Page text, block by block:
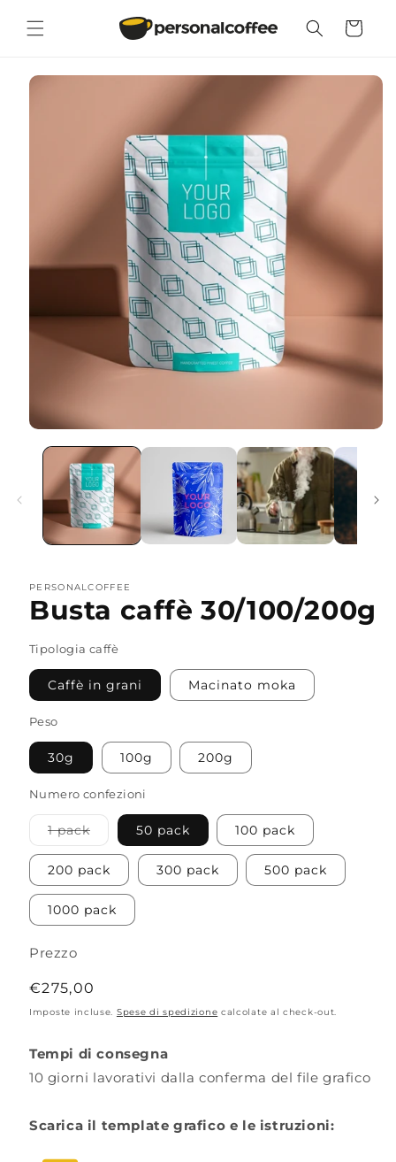
direttamente
ai contenuti
Carrello
Passa alle
PERSONALCOFFEE
Busta caffè 30/100/200g
Tipologia caffè
Caffè in grani Macinato moka
Peso
30g 100g 200g
Numero confezioni
1 packVariante
esaurita
o
non
disponibile
50 pack 100 pack
200 pack 300 pack 500 pack
1000 pack
Prezzo
Prezzo
di
€275,00
Imposte incluse. Spese di spedizione calcolate al check-out.
Tempi di consegna
10 giorni lavorativi dalla conferma del file grafico
Scarica il template grafico e le istruzioni: